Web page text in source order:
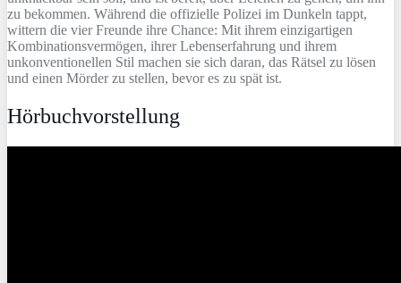
zu bekommen. Während die offizielle Polizei im Dunkeln tappt,
wittern die vier Freunde ihre Chance: Mit ihrem einzigartigen
Kombinationsvermögen, ihrer Lebenserfahrung und ihrem
unkonventionellen Stil machen sie sich daran, das Rätsel zu lösen
und einen Mörder zu stellen, bevor es zu spät ist.
Hörbuchvorstellung